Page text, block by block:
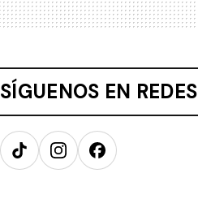
SÍGUENOS EN REDES
TikTokInstagramFacebook